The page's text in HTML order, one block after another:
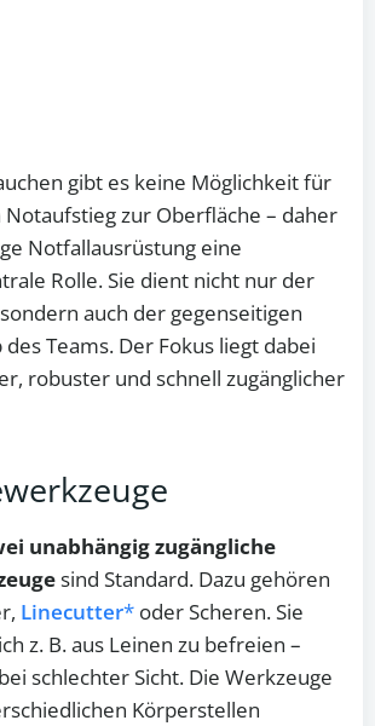
gibt es keine Möglichkeit für
zur Oberfläche – daher
Notfallausrüstung eine
Rolle. Sie dient nicht nur der
auch der gegenseitigen
Teams. Der Fokus liegt dabei
robuster und schnell zugänglicher
unabhängig zugängliche
sind Standard. Dazu gehören
Linecutter
oder Scheren. Sie
z. B. aus Leinen zu befreien –
schlechter Sicht. Die Werkzeuge
Körperstellen